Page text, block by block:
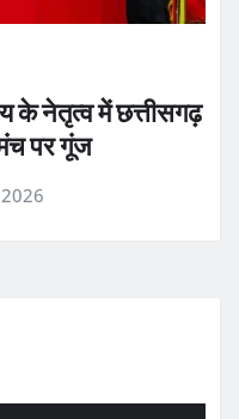
के नेतृत्व में छत्तीसगढ़
पर गूंज